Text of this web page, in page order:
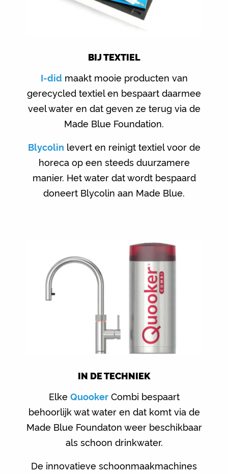
BIJ TEXTIEL
I-did maakt mooie producten van
gerecycled textiel en bespaart daarmee
veel water en dat geven ze terug via de
Made Blue Foundation.
Blycolin levert en reinigt textiel voor de
horeca op een steeds duurzamere
manier. Het water dat wordt bespaard
doneert Blycolin aan Made Blue.
IN DE TECHNIEK
Elke QuookerCombi bespaart
behoorlijk wat water en dat komt via de
Made Blue Foundaton weer beschikbaar
als schoon drinkwater.
De innovatieve schoonmaakmachines